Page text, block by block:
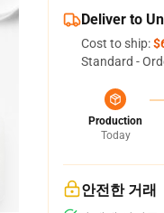
Deliver to
Cost to ship:
Standard -
Production
Today
안전한 거래